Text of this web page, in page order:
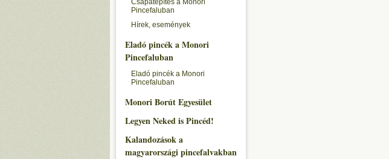
Csapatépítés a Monori
Pincefaluban
Hírek, események
Eladó pincék a Monori
Pincefaluban
Eladó pincék a Monori
Pincefaluban
Monori Borút Egyesület
Legyen Neked is Pincéd!
Kalandozások a
magyarországi pincefalvakban